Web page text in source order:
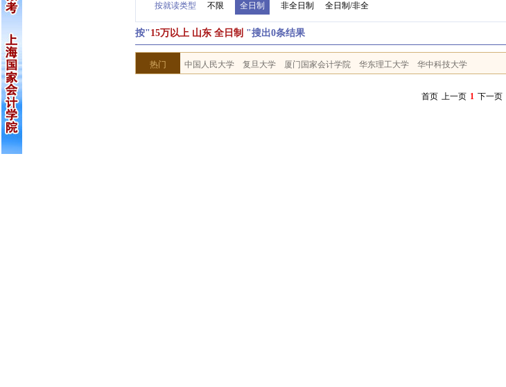
按就读类型 不限 全日制 非全日制 全日制/非全
按"15万以上 山东 全日制 "搜出0条结果
热门 中国人民大学 复旦大学 厦门国家会计学院 华东理工大学 华中科技大学
首页 上一页 1 下一页